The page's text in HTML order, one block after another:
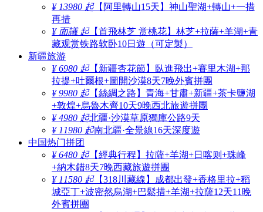
¥ 13980 起【阿里轉山15天】神山聖湖+轉山+一措
再措
¥ 面議 起【首飛林芝 赏桃花】林芝+拉薩+羊湖+青
藏观赏铁路软卧10日遊（可定製）
新疆旅游
¥ 6980 起【新疆杏花節】臥進飛出+賽里木湖+那
拉提+吐爾根+圖開沙漠8天7晚外賓拼團
¥ 9980 起【絲綢之路】青海+甘肅+新疆+茶卡鹽湖
+敦煌+烏魯木齊10天9晚西北旅遊拼團
¥ 4980 起北疆·沙漠草原獨庫公路9天
¥ 11980 起南北疆·全景線16天深度遊
中国热门拼团
¥ 6480 起【經典行程】拉薩+羊湖+日喀则+珠峰
+納木錯8天7晚西藏旅遊拼團
¥ 11580 起【318川藏線】成都出發+香格里拉+稻
城亞丁+波密然烏湖+巴鬆措+羊湖+拉薩12天11晚
外賓拼團